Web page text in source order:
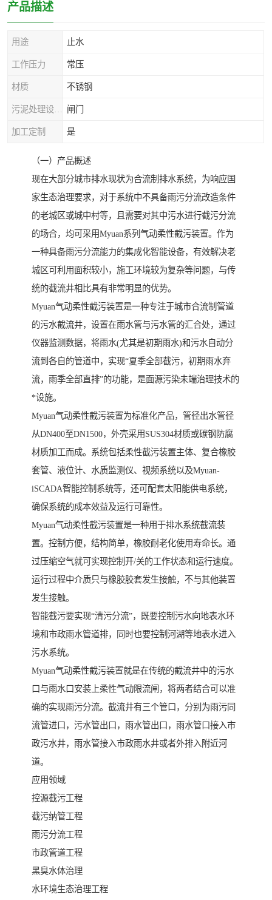
产品描述
用途 止水
工作压力 常压
材质 不锈钢
闸门
加工定制 是
（一）产品概述
现在大部分城市排水现状为合流制排水系统，为响应国
家生态治理要求，对于系统中不具备雨污分流改造条件
的老城区或城中村等，且需要对其中污水进行截污分流
的场合，均可采用Myuan系列气动柔性截污装置。作为
一种具备雨污分流能力的集成化智能设备，有效解决老
城区可利用面积较小，施工环境较为复杂等问题，与传
统的截流井相比具有非常明显的优势。
Myuan气动柔性截污装置是一种专注于城市合流制管道
的污水截流井，设置在雨水管与污水管的汇合处，通过
仪器监测数据，将雨水(尤其是初期雨水)和污水自动分
流到各自的管道中，实现“夏季全部截污，初期雨水弃
流，雨季全部直排”的功能，是面源污染未端治理技术的
*设施。
Myuan气动柔性截污装置为标准化产品，管径出水管径
从DN400至DN1500，外壳采用SUS304材质或碳钢防腐
材质加工而成。系统包括柔性截污装置主体、复合橡胶
套管、液位计、水质监测仪、视频系统以及Myuan-
iSCADA智能控制系统等，还可配套太阳能供电系统，
确保系统的成本效益及运行可靠性。
Myuan气动柔性截污装置是一种用于排水系统截流装
置。控制方便，结构简单，橡胶耐老化使用寿命长。通
过压缩空气就可实现控制开/关的工作状态和运行速度。
运行过程中介质只与橡胶胶套发生接触，不与其他装置
发生接触。
智能截污要实现“清污分流”，既要控制污水向地表水环
境和市政雨水管道排，同时也要控制河湖等地表水进入
污水系统。
Myuan气动柔性截污装置就是在传统的截流井中的污水
口与雨水口安装上柔性气动限流闸，将两者结合可以准
确的实现雨污分流。截流井有三个管口，分别为雨污同
流管进口，污水管出口，雨水管出口，雨水管口接入市
政污水井，雨水管接入市政雨水井或者外排入附近河
道。
应用领域
控源截污工程
截污纳管工程
雨污分流工程
市政管道工程
黑臭水体治理
水环境生态治理工程